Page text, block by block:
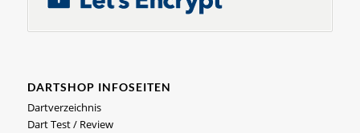
DARTSHOP INFOSEITEN
Dartverzeichnis
Dart Test / Review